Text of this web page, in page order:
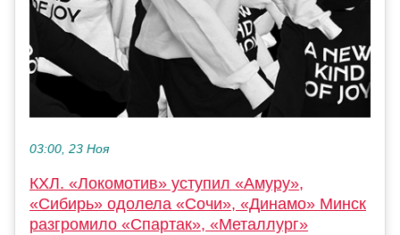
03:00, 23 Ноя
КХЛ. «Локомотив» уступил «Амуру»,
«Сибирь» одолела «Сочи», «Динамо» Минск
разгромило «Спартак», «Металлург»